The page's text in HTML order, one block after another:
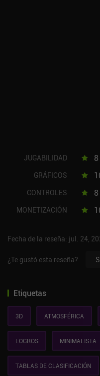
JUGABILIDAD 8
GRÁFICOS
CONTROLES 8
MONETIZACIÓN
Fecha de la reseña: jul. 24,
¿Te gustó esta reseña?
Etiquetas
3D ATMOSFÉRICA
LOGROS MINIMALISTA
TABLAS DE CLASIFICACIÓN